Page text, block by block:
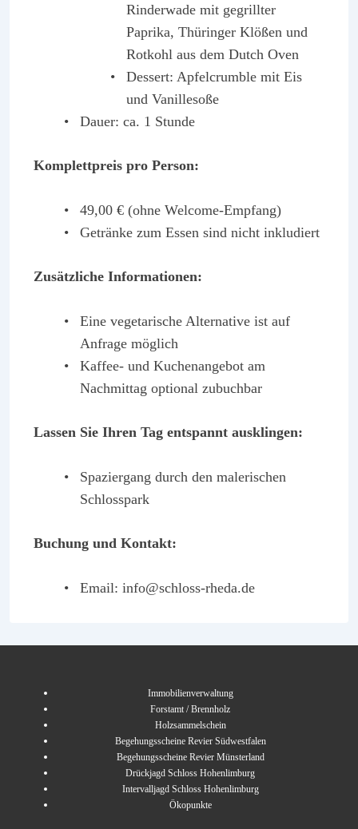
Rinderwade mit gegrillter
Paprika, Thüringer Klößen und
Rotkohl aus dem Dutch Oven
Dessert: Apfelcrumble mit Eis
und Vanillesoße
Dauer: ca. 1 Stunde
Komplettpreis pro Person:
49,00 € (ohne Welcome-Empfang)
Getränke zum Essen sind nicht inkludiert
Zusätzliche Informationen:
Eine vegetarische Alternative ist auf
Anfrage möglich
Kaffee- und Kuchenangebot am
Nachmittag optional zubuchbar
Lassen Sie Ihren Tag entspannt ausklingen:
Spaziergang durch den malerischen
Schlosspark
Buchung und Kontakt:
Email: info@schloss-rheda.de
Immobilienverwaltung
Forstamt / Brennholz
Holzsammelschein
Begehungsscheine Revier Südwestfalen
Begehungsscheine Revier Münsterland
Drückjagd Schloss Hohenlimburg
Intervalljagd Schloss Hohenlimburg
Ökopunkte